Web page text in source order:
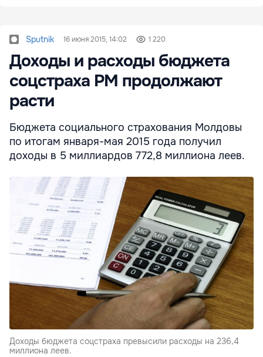
Sputnik 16 июня 2015, 14:02 1 220
Доходы и расходы бюджета
соцстраха РМ продолжают
расти
Бюджета социального страхования Молдовы
по итогам января-мая 2015 года получил
доходы в 5 миллиардов 772,8 миллиона леев.
Доходы бюджета соцстраха превысили расходы на 236,4
миллиона леев.